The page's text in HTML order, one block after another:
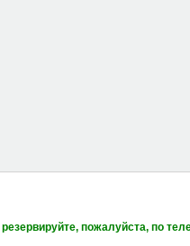
резервируйте, пожалуйста, по